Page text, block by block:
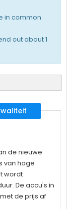
in common
out about 1
de nieuwe
van hoge
wordt
De accu's in
de prijs af